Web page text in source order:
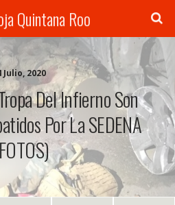
Quintana Roo
Julio, 2020
Del Infierno Son
Por La SEDENA